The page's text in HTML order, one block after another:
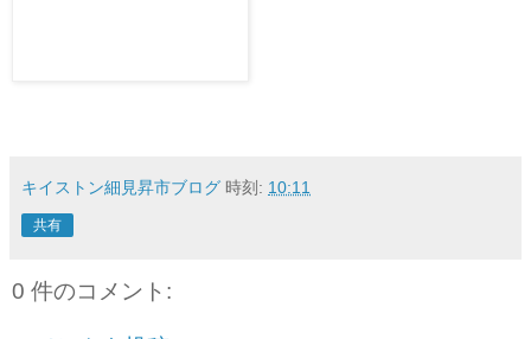
キイストン細見昇市ブログ 時刻: 10:11
共有
0 件のコメント: